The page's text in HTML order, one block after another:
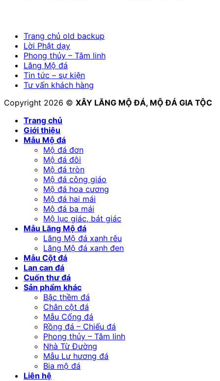
Trang chủ old backup
Lời Phật dạy
Phong thủy – Tâm linh
Lăng Mộ đá
Tin tức – sự kiện
Tư vấn khách hàng
Copyright 2026 © XÂY LĂNG MỘ ĐÁ, MỘ ĐÁ GIA TỘC
Trang chủ
Giới thiệu
Mẫu Mộ đá
Mộ đá đơn
Mộ đá đôi
Mộ đá tròn
Mộ đá công giáo
Mộ đá hoa cương
Mộ đá hai mái
Mộ đá ba mái
Mộ lục giác, bát giác
Mẫu Lăng Mộ đá
Lăng Mộ đá xanh rêu
Lăng Mộ đá xanh đen
Mẫu Cột đá
Lan can đá
Cuốn thư đá
Sản phẩm khác
Bậc thềm đá
Chân cột đá
Mẫu Cổng đá
Rồng đá – Chiếu đá
Phong thủy – Tâm linh
Nhà Từ Đường
Mẫu Lư hương đá
Bia mộ đá
Liên hệ